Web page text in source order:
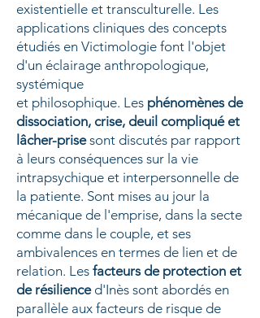
existentielle et transculturelle. Les
applications cliniques des concepts
étudiés en Victimologie font l'objet
d'un éclairage anthropologique,
systémique
et philosophique. Les phénomènes de
dissociation, crise, deuil compliqué et
lâcher-prisesont discutés par rapport
à leurs conséquences sur la vie
intrapsychique et interpersonnelle de
la patiente. Sont mises au jour la
mécanique de l'emprise, dans la secte
comme dans le couple, et ses
ambivalences en termes de lien et de
relation. Les facteurs de protection et
de résilienced'Inès sont abordés en
parallèle aux facteurs de risque de